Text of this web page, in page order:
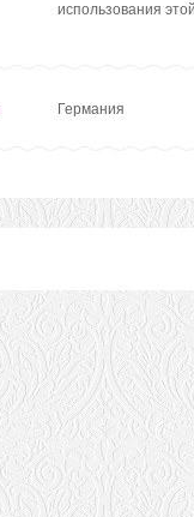
использования
Германия